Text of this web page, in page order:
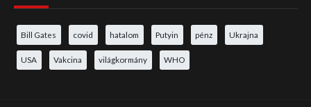
Bill Gates covid hatalom Putyin pénz Ukrajna
USA Vakcina világkormány WHO